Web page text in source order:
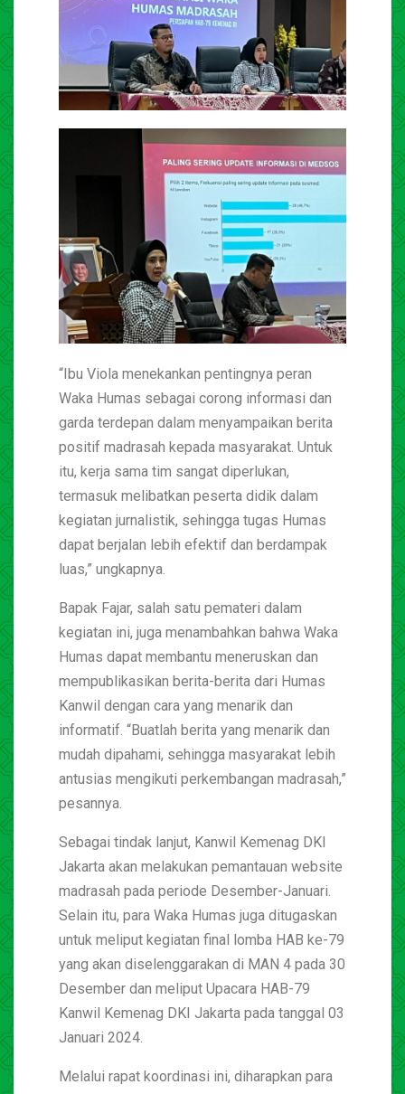
“Ibu Viola menekankan pentingnya peran
Waka Humas sebagai corong informasi dan
garda terdepan dalam menyampaikan berita
positif madrasah kepada masyarakat. Untuk
itu, kerja sama tim sangat diperlukan,
termasuk melibatkan peserta didik dalam
kegiatan jurnalistik, sehingga tugas Humas
dapat berjalan lebih efektif dan berdampak
luas,” ungkapnya.
Bapak Fajar, salah satu pemateri dalam
kegiatan ini, juga menambahkan bahwa Waka
Humas dapat membantu meneruskan dan
mempublikasikan berita-berita dari Humas
Kanwil dengan cara yang menarik dan
informatif. “Buatlah berita yang menarik dan
mudah dipahami, sehingga masyarakat lebih
antusias mengikuti perkembangan madrasah,”
pesannya.
Sebagai tindak lanjut, Kanwil Kemenag DKI
Jakarta akan melakukan pemantauan website
madrasah pada periode Desember-Januari.
Selain itu, para Waka Humas juga ditugaskan
untuk meliput kegiatan final lomba HAB ke-79
yang akan diselenggarakan di MAN 4 pada 30
Desember dan meliput Upacara HAB-79
Kanwil Kemenag DKI Jakarta pada tanggal 03
Januari 2024.
Melalui rapat koordinasi ini, diharapkan para